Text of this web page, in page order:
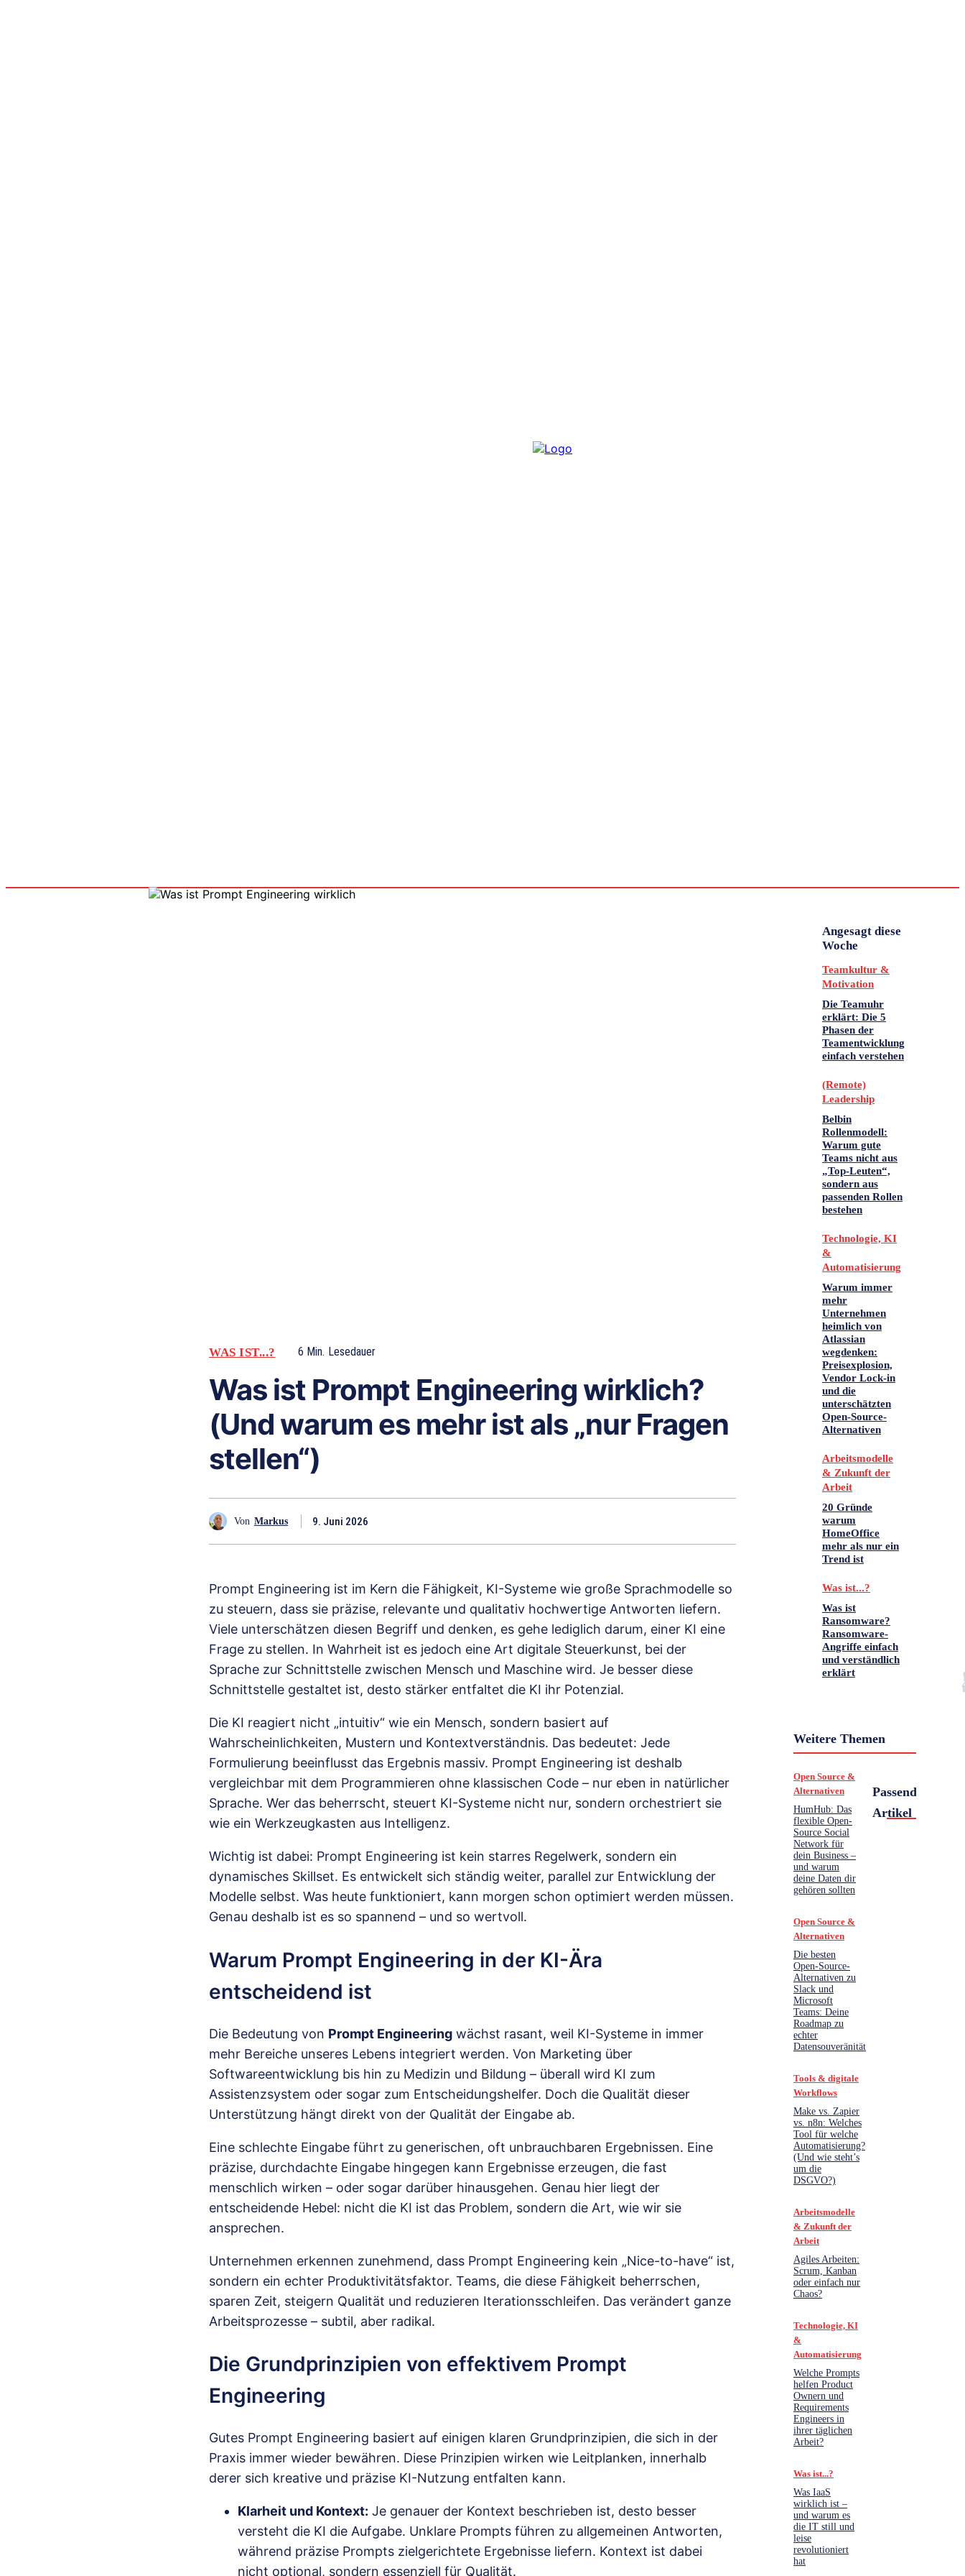
WAS IST...? 6 Min. Lesedauer
Was ist Prompt Engineering wirklich?
(Und warum es mehr ist als „nur Fragen
stellen“)
Von Markus 9. Juni 2026
Prompt Engineering ist im Kern die Fähigkeit, KI-Systeme wie große Sprachmodelle so
zu steuern, dass sie präzise, relevante und qualitativ hochwertige Antworten liefern.
Viele unterschätzen diesen Begriff und denken, es gehe lediglich darum, einer KI eine
Frage zu stellen. In Wahrheit ist es jedoch eine Art digitale Steuerkunst, bei der
Sprache zur Schnittstelle zwischen Mensch und Maschine wird. Je besser diese
Schnittstelle gestaltet ist, desto stärker entfaltet die KI ihr Potenzial.
Die KI reagiert nicht „intuitiv“ wie ein Mensch, sondern basiert auf
Wahrscheinlichkeiten, Mustern und Kontextverständnis. Das bedeutet: Jede
Formulierung beeinflusst das Ergebnis massiv. Prompt Engineering ist deshalb
vergleichbar mit dem Programmieren ohne klassischen Code – nur eben in natürlicher
Sprache. Wer das beherrscht, steuert KI-Systeme nicht nur, sondern orchestriert sie
wie ein Werkzeugkasten aus Intelligenz.
Wichtig ist dabei: Prompt Engineering ist kein starres Regelwerk, sondern ein
dynamisches Skillset. Es entwickelt sich ständig weiter, parallel zur Entwicklung der
Modelle selbst. Was heute funktioniert, kann morgen schon optimiert werden müssen.
Genau deshalb ist es so spannend – und so wertvoll.
Warum Prompt Engineering in der KI-Ära
entscheidend ist
Die Bedeutung von Prompt Engineering wächst rasant, weil KI-Systeme in immer
mehr Bereiche unseres Lebens integriert werden. Von Marketing über
Softwareentwicklung bis hin zu Medizin und Bildung – überall wird KI zum
Assistenzsystem oder sogar zum Entscheidungshelfer. Doch die Qualität dieser
Unterstützung hängt direkt von der Qualität der Eingabe ab.
Eine schlechte Eingabe führt zu generischen, oft unbrauchbaren Ergebnissen. Eine
präzise, durchdachte Eingabe hingegen kann Ergebnisse erzeugen, die fast
menschlich wirken – oder sogar darüber hinausgehen. Genau hier liegt der
entscheidende Hebel: nicht die KI ist das Problem, sondern die Art, wie wir sie
ansprechen.
Unternehmen erkennen zunehmend, dass Prompt Engineering kein „Nice-to-have“ ist,
sondern ein echter Produktivitätsfaktor. Teams, die diese Fähigkeit beherrschen,
sparen Zeit, steigern Qualität und reduzieren Iterationsschleifen. Das verändert ganze
Arbeitsprozesse – subtil, aber radikal.
Die Grundprinzipien von effektivem Prompt
Engineering
Gutes Prompt Engineering basiert auf einigen klaren Grundprinzipien, die sich in der
Praxis immer wieder bewähren. Diese Prinzipien wirken wie Leitplanken, innerhalb
derer sich kreative und präzise KI-Nutzung entfalten kann.
Klarheit und Kontext: Je genauer der Kontext beschrieben ist, desto besser
versteht die KI die Aufgabe. Unklare Prompts führen zu allgemeinen Antworten,
während präzise Prompts zielgerichtete Ergebnisse liefern. Kontext ist dabei
nicht optional, sondern essenziell für Qualität.
Angesagt diese
Woche
Teamkultur &
Motivation
Die Teamuhr
erklärt: Die 5
Phasen der
Teamentwicklung
einfach verstehen
(Remote)
Leadership
Belbin
Rollenmodell:
Warum gute
Teams nicht aus
„Top-Leuten“,
sondern aus
passenden Rollen
bestehen
Technologie, KI
&
Automatisierung
Warum immer
mehr
Unternehmen
heimlich von
Atlassian
wegdenken:
Preisexplosion,
Vendor Lock-in
und die
unterschätzten
Open-Source-
Alternativen
Arbeitsmodelle
& Zukunft der
Arbeit
20 Gründe
warum
HomeOffice
mehr als nur ein
Trend ist
Was ist...?
Was ist
Ransomware?
Ransomware-
Angriffe einfach
und verständlich
erklärt
Weitere Themen
Open Source &
Alternativen
HumHub: Das
flexible Open-
Source Social
Network für
dein Business –
und warum
deine Daten dir
gehören sollten
Open Source &
Alternativen
Die besten
Open-Source-
Alternativen zu
Slack und
Microsoft
Teams: Deine
Roadmap zu
echter
Datensouveränität
Tools & digitale
Workflows
Make vs. Zapier
vs. n8n: Welches
Tool für welche
Automatisierung?
(Und wie steht’s
um die
DSGVO?)
Arbeitsmodelle
& Zukunft der
Arbeit
Agiles Arbeiten:
Scrum, Kanban
oder einfach nur
Chaos?
Technologie, KI
&
Automatisierung
Welche Prompts
helfen Product
Ownern und
Requirements
Engineers in
ihrer täglichen
Arbeit?
Was ist...?
Was IaaS
wirklich ist –
und warum es
die IT still und
leise
revolutioniert
hat
Passende
Artikel